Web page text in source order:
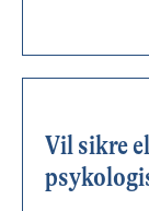
Vil sikre